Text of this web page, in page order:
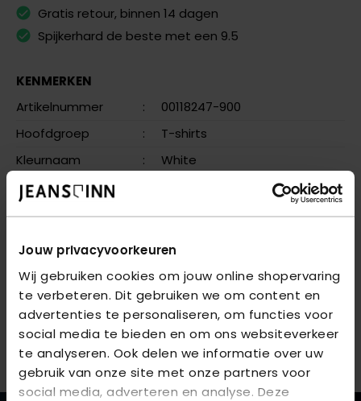
Jouw privacyvoorkeuren
Wij gebruiken cookies om jouw online shopervaring
te verbeteren. Dit gebruiken we om content en
advertenties te personaliseren, om functies voor
social media te bieden en om ons websiteverkeer
te analyseren. Ook delen we informatie over uw
gebruik van onze site met onze partners voor
social media, adverteren en analyse. Deze
Gratis retour, binnen 14 dagen
Spijkerhard de beste met een 9.5
KENMERKEN
Artikelnummer
:
00118247-900
Hoofdgroep
:
T-shirts
Kleurnaam
:
White
Meer kenmerken
VRAGEN OVER DIT PRODUCT?
We helpen je graag verder online of in één van onze 6
winkels. Stel je vraag aan deklantenserviceof bezoek
een van onze winkels.